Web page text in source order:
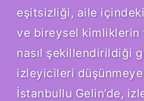
eşitsizliği, aile
ve bireysel kimliklerin
nasıl şekillendirildiği
izleyicileri
İstanbullu Gelin’de,